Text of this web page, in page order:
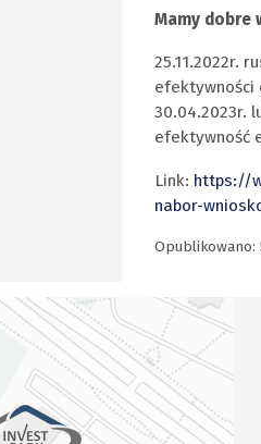
Mamy dobre
25.11.2022r.
efektywności
30.04.2023r.
efektywność
Link: https://
nabor-
Opublikowano: